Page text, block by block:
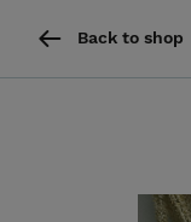
Back to shop